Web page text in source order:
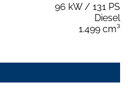
96 kW / 131 PS
Diesel
1.499 cm³